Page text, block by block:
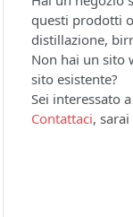
questi prodotti
distillazione,
Non hai un sito
sito esistente?
Sei interessato
Contattaci,